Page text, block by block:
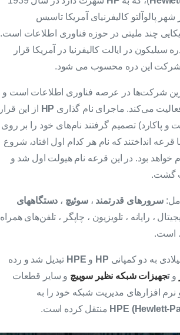
پالوآلتو کالیفرنیای آمریکا تاسیس
چند ملیتی در حوزه فناوری اطلاعات است.
در ایالت کالیفرنیا در آمریکا قرار
شرکت این دره محسوب می شود.
شرکت‌ها در عرصه فناوری اطلاعات است و
می‌کند. ماجرای نام گذاری HP
از این قرار
پاکارد) تصمیم گرفتند نام‌های خود را بر روی
قرعه انداختند که نام هر کدام اول افتاد، شروع
بود. در این قرعه نام هیولت اول شد و
گشت.
سرورهای قدرتمند ،سوئیچ ، دستگاههای
، رایانه ، تلویزیون ، چاپگر ، تلفن‌های همراه
است.
HP و HPE تبدیل شد و رده
وتجهیزات شبکه نظیر سوییچ و سایر قطعات
نرم افزارهای مدیریت شبکه خود را به
منتقل کرده است.